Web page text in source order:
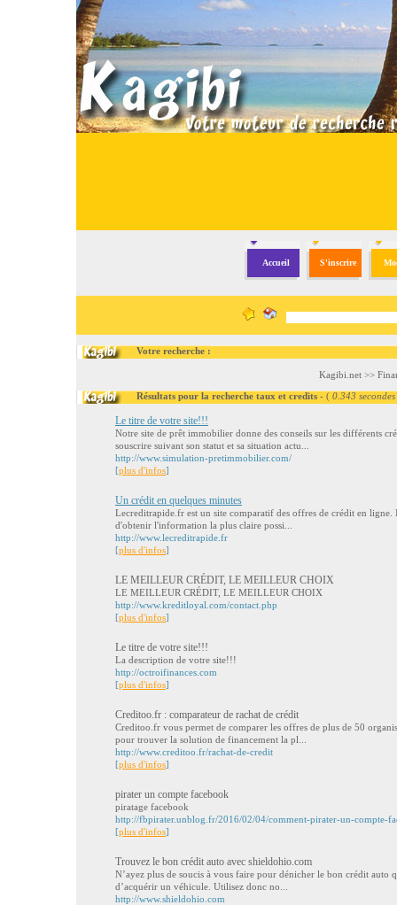
Accueil S'inscrire
Votre recherche :
Kagibi.net >>
Résultats pour la recherche taux et credits - ( 0.343 secondes
Le titre de votre site!!!
Notre site de prêt immobilier donne des conseils sur les différents
souscrire suivant son statut et sa situation actu...
http://www.simulation-pretimmobilier.com/
[plus d'infos]
Un crédit en quelques minutes
Lecreditrapide.fr est un site comparatif des offres de crédit en
d'obtenir l'information la plus claire possi...
http://www.lecreditrapide.fr
[plus d'infos]
LE MEILLEUR CRÉDIT, LE MEILLEUR CHOIX
LE MEILLEUR CRÉDIT, LE MEILLEUR CHOIX
http://www.kreditloyal.com/contact.php
[plus d'infos]
Le titre de votre site!!!
La description de votre site!!!
http://octroifinances.com
[plus d'infos]
Creditoo.fr : comparateur de rachat de crédit
Creditoo.fr vous permet de comparer les offres de plus de 50
pour trouver la solution de financement la pl...
http://www.creditoo.fr/rachat-de-credit
[plus d'infos]
pirater un compte facebook
piratage facebook
http://fbpirater.unblog.fr/2016/02/04/comment-pirater-un-compte-
[plus d'infos]
Trouvez le bon crédit auto avec shieldohio.com
N’ayez plus de soucis à vous faire pour dénicher le bon crédit auto
d’acquérir un véhicule. Utilisez donc no...
http://www.shieldohio.com